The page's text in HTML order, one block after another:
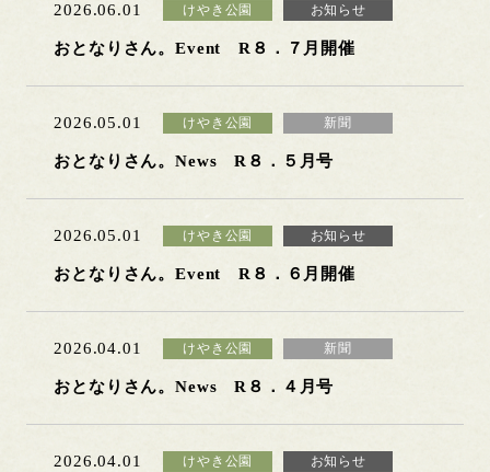
2026.06.01 けやき公園 お知らせ
おとなりさん。Event R８．７月開催
2026.05.01 けやき公園 新聞
おとなりさん。News R８．５月号
2026.05.01 けやき公園 お知らせ
おとなりさん。Event R８．６月開催
2026.04.01 けやき公園 新聞
おとなりさん。News R８．４月号
2026.04.01 けやき公園 お知らせ